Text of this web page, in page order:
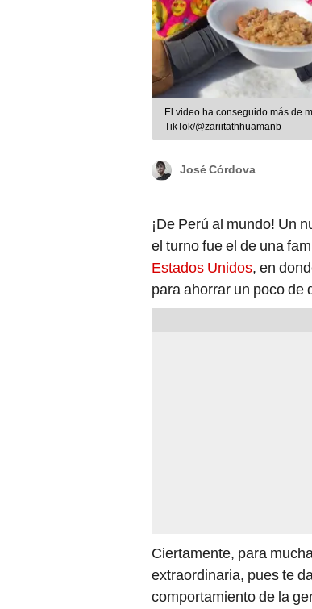
El video ha conseguido más de
TikTok/@zariitathhuamanb
José Córdova
¡De Perú al mundo! Un
el turno fue el de una
Estados Unidos, en
para ahorrar un poco de
Ciertamente, para
extraordinaria, pues te
comportamiento de la